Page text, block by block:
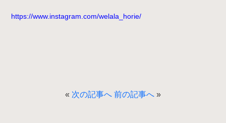
https://www.instagram.com/welala_horie/
« 次の記事へ 前の記事へ »